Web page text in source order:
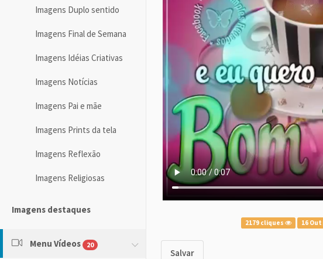
Imagens Duplo sentido
Imagens Final de Semana
Imagens Idéias Criativas
Imagens Notícias
Imagens Pai e mãe
Imagens Prints da tela
Imagens Reflexão
Imagens Religiosas
Imagens destaques
Menu Vídeos 20
2179 cliques 16 Out
Salvar